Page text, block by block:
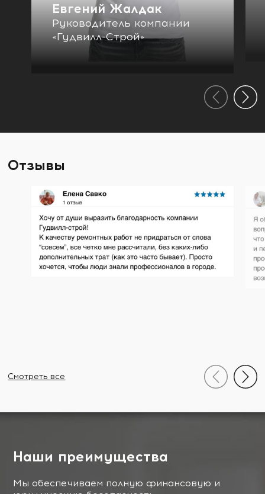
Евгений Жалдак
Руководитель компании
«Гудвилл-Строй»
Отзывы
Смотреть все
Наши преимущества
Мы обеспечиваем полную финансовую и